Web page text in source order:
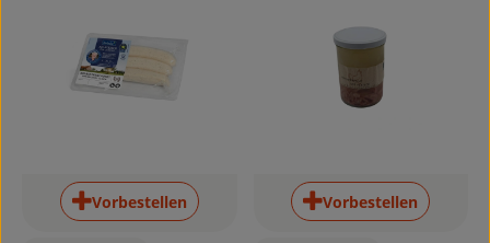
Vorbestellen Vorbestellen